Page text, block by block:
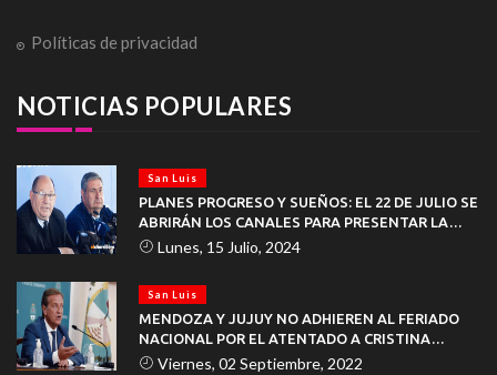
Políticas de privacidad
NOTICIAS POPULARES
San Luis
PLANES PROGRESO Y SUEÑOS: EL 22 DE JULIO SE
ABRIRÁN LOS CANALES PARA PRESENTAR LA
DOCUMENTACIÓN
Lunes, 15 Julio, 2024
San Luis
MENDOZA Y JUJUY NO ADHIEREN AL FERIADO
NACIONAL POR EL ATENTADO A CRISTINA
KIRCHNER
Viernes, 02 Septiembre, 2022